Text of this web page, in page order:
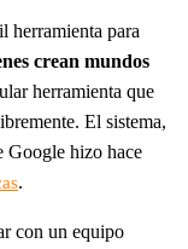
herramienta para
crean mundos
herramienta que
El sistema,
Google hizo hace
.
con un equipo